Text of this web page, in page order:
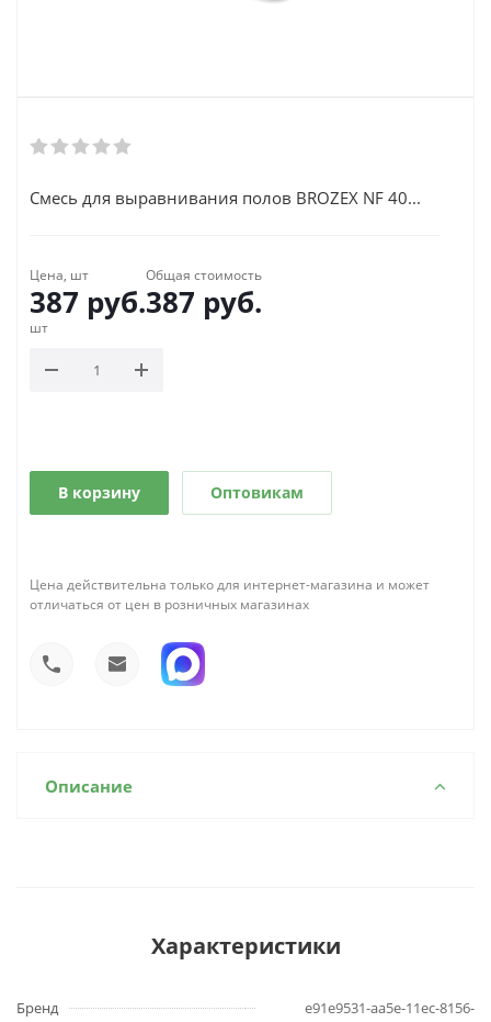
Смесь для выравнивания полов BROZEX NF 40...
Цена, шт
387 руб.
Общая стоимость
387 руб.
шт
В корзину Оптовикам
Цена действительна только для интернет-магазина и может
отличаться от цен в розничных магазинах
Описание
Характеристики
Бренд
e91e9531-aa5e-11ec-8156-